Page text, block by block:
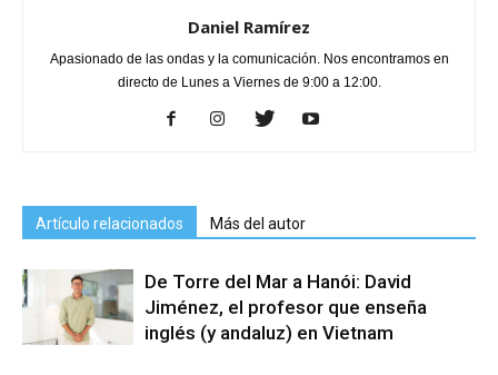
Daniel Ramírez
Apasionado de las ondas y la comunicación. Nos encontramos en
directo de Lunes a Viernes de 9:00 a 12:00.
Artículo relacionados Más del autor
De Torre del Mar a Hanói: David
Jiménez, el profesor que enseña
inglés (y andaluz) en Vietnam